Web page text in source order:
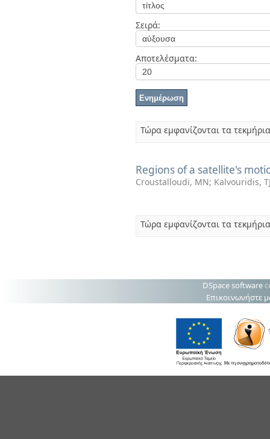
Σειρά:
Αποτελέσματα:
Τώρα εμφανίζονται τα
Regions of a satellite's
Croustalloudi, MN; Kalvouridis,
Τώρα εμφανίζονται τα
DSpace software
Επικοινωνήστε